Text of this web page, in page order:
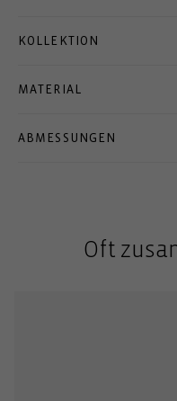
KOLLEKTION
MATERIAL
ABMESSUNGEN
Oft